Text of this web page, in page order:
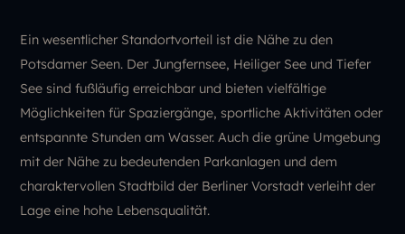
Ein wesentlicher Standortvorteil ist die Nähe zu den
Potsdamer Seen. Der Jungfernsee, Heiliger See und Tiefer
See sind fußläufig erreichbar und bieten vielfältige
Möglichkeiten für Spaziergänge, sportliche Aktivitäten oder
entspannte Stunden am Wasser. Auch die grüne Umgebung
mit der Nähe zu bedeutenden Parkanlagen und dem
charaktervollen Stadtbild der Berliner Vorstadt verleiht der
Lage eine hohe Lebensqualität.